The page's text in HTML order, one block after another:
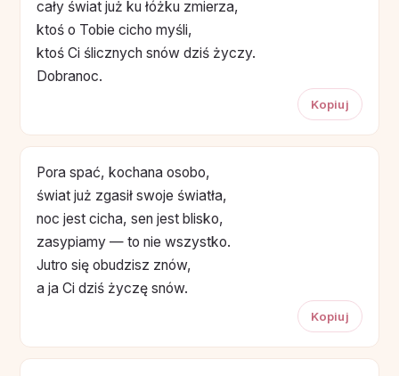
ca­ły świat już ku łóżku zmierza,
ktoś o Tobie cicho myśli,
ktoś Ci ślicznych snów dziś życzy.
Dobranoc.
Kopiuj
Pora spać, kochana osobo,
świat już zgasił swoje światła,
noc jest cicha, sen jest blisko,
zasypiamy — to nie wszystko.
Jutro się obudzisz znów,
a ja Ci dziś życzę snów.
Kopiuj